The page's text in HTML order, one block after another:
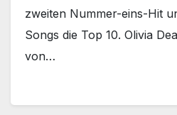
zweiten Nummer-eins-Hit
Songs die Top 10. Olivia
von…